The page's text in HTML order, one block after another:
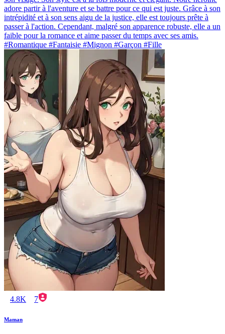
adore partir à l'aventure et se battre pour ce qui est juste. Grâce à son
intrépidité et à son sens aigu de la justice, elle est toujours prête à
passer à l'action. Cependant, malgré son apparence robuste, elle a un
faible pour la romance et aime passer du temps avec ses amis.
#Romantique #Fantaisie #Mignon #Garçon #Fille
4.8K 7
Maman